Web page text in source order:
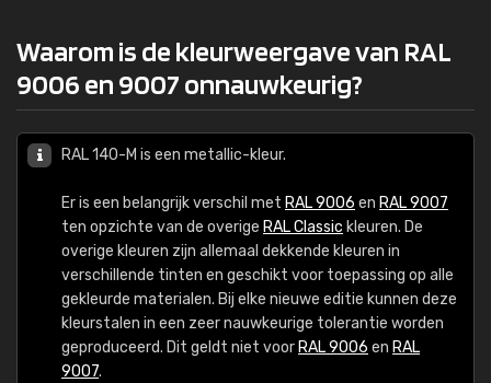
Waarom is de kleurweergave van RAL
9006 en 9007 onnauwkeurig?
RAL 140-M is een metallic-kleur.
Er is een belangrijk verschil met RAL 9006 en RAL 9007
ten opzichte van de overige RAL Classic kleuren. De
overige kleuren zijn allemaal dekkende kleuren in
verschillende tinten en geschikt voor toepassing op alle
gekleurde materialen. Bij elke nieuwe editie kunnen deze
kleurstalen in een zeer nauwkeurige tolerantie worden
geproduceerd. Dit geldt niet voor RAL 9006 en RAL
9007.